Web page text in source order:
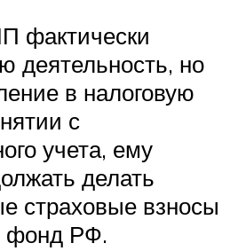
фактически
деятельность, но
в налоговую
с
учета, ему
делать
страховые взносы
фонд РФ.